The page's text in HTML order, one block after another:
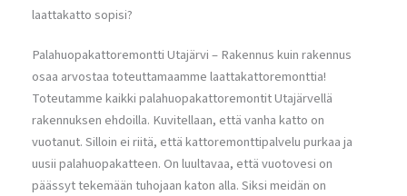
laattakatto sopisi?
Palahuopakattoremontti Utajärvi – Rakennus kuin rakennus
osaa arvostaa toteuttamaamme laattakattoremonttia!
Toteutamme kaikki palahuopakattoremontit Utajärvellä
rakennuksen ehdoilla. Kuvitellaan, että vanha katto on
vuotanut. Silloin ei riitä, että kattoremonttipalvelu purkaa ja
uusii palahuopakatteen. On luultavaa, että vuotovesi on
päässyt tekemään tuhojaan katon alla. Siksi meidän on